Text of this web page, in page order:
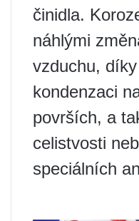
činidla.
náhlými
vzduchu,
kondenzaci
površích, a
celistvosti
speciálních